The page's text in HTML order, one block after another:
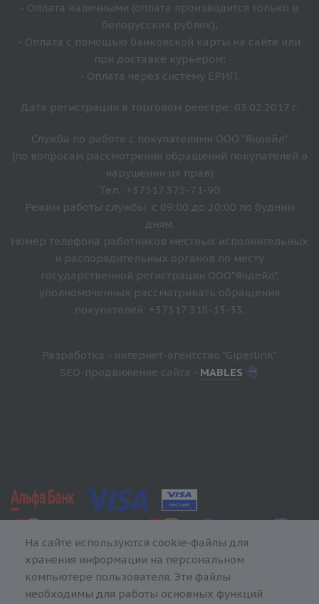
- Оплата наличными (оплата производится только в
белорусских рублях);
- Оплата с помощью банковской карты на сайте или
при доставке курьером;
- Оплата через систему ЕРИП.
Дата регистрации в торговом реестре: 03.02.2017 г.
Служба по работе с покупателями ООО "Яндейл"
(по вопросам рассмотрения обращений покупателей о
нарушении их прав)
Тел.: +37517 375-71-90
Режим работы службы: с 09:00 до 20:00 по будним
дням.
Номер телефона работников местных исполнительных
и распорядительных органов по месту
государственной регистрации ООО"Яндейл",
уполномоченных рассматривать обращения
покупателей: +37517 318-13-33.
Разработка - интернет-агентство "Giperlink"
SEO-продвижение сайта - MABLES
На сайте используются cookie-файлы для
хранения информации на персональном
компьютере пользователя. Эти файлы
необходимы для работы основных функций